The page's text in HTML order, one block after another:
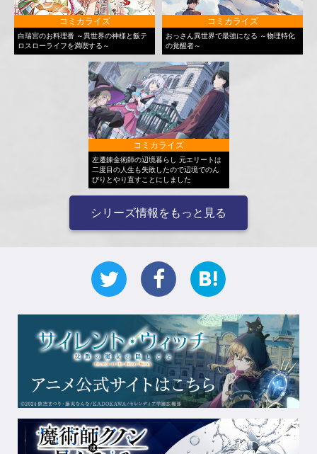
コミカライズ
白瑞宮のお料理番 ～異世界の神様と飯テ
ロスローライフを満喫する～
コミカライズ
おっさん異世界で最強になる ～物理特化
の覚醒者～
コミカライズ
左遷錬金術師の辺境暮らし 元エリートは
二度目の人生も失敗したので辺境でのん
びりとやり直すことにしました
シリーズ情報をもっと見る